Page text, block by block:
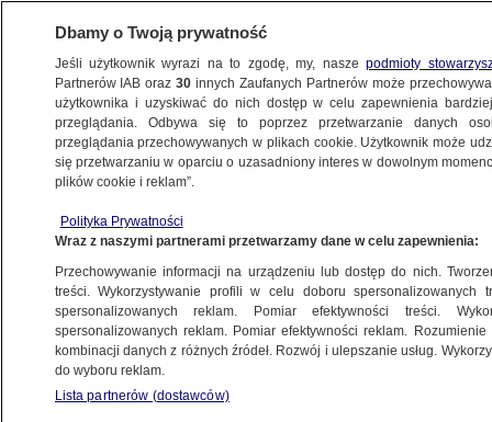
BIZNES
NAJNOWSZE
3.03.2025, 21:20
Udostępnij
Dbamy o Twoją prywatność
Jeśli użytkownik wyrazi na to zgodę, my, naszepodmioty
Partnerów IAB oraz30 innych Zaufanych Partnerów może
użytkownika i uzyskiwać do nich dostęp w celu zapewnienia
przeglądania. Odbywa się to poprzez przetwarzanie danych
przeglądania przechowywanych w plikach cookie. Użytkownik może
się przetwarzaniu w oparciu o uzasadniony interes w dowolnym
plików cookie i reklam”.
Polityka Prywatności
Wraz z naszymi partnerami przetwarzamy dane w celu zapewnienia:
Przechowywanie informacji na urządzeniu lub dostęp do nich.
treści. Wykorzystywanie profili w celu doboru spersonalizowanych
spersonalizowanych reklam. Pomiar efektywności treści.
spersonalizowanych reklam. Pomiar efektywności reklam.
kombinacji danych z różnych źródeł. Rozwój i ulepszanie usług.
do wyboru reklam.
Lista partnerów (dostawców)